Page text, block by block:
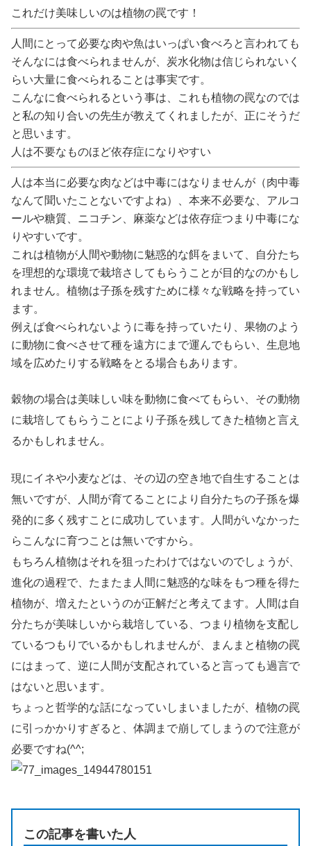
これだけ美味しいのは植物の罠です！
人間にとって必要な肉や魚はいっぱい食べろと言われても
そんなには食べられませんが、炭水化物は信じられないく
らい大量に食べられることは事実です。
こんなに食べられるという事は、これも植物の罠なのでは
と私の知り合いの先生が教えてくれましたが、正にそうだ
と思います。
人は不要なものほど依存症になりやすい
人は本当に必要な肉などは中毒にはなりませんが（肉中毒
なんて聞いたことないですよね）、本来不必要な、アルコ
ールや糖質、ニコチン、麻薬などは依存症つまり中毒にな
りやすいです。
これは植物が人間や動物に魅惑的な餌をまいて、自分たち
を理想的な環境で栽培さしてもらうことが目的なのかもし
れません。植物は子孫を残すために様々な戦略を持ってい
ます。
例えば食べられないように毒を持っていたり、果物のよう
に動物に食べさせて種を遠方にまで運んでもらい、生息地
域を広めたりする戦略をとる場合もあります。
穀物の場合は美味しい味を動物に食べてもらい、その動物
に栽培してもらうことにより子孫を残してきた植物と言え
るかもしれません。
現にイネや小麦などは、その辺の空き地で自生することは
無いですが、人間が育てることにより自分たちの子孫を爆
発的に多く残すことに成功しています。人間がいなかった
らこんなに育つことは無いですから。
もちろん植物はそれを狙ったわけではないのでしょうが、
進化の過程で、たまたま人間に魅惑的な味をもつ種を得た
植物が、増えたというのが正解だと考えてます。人間は自
分たちが美味しいから栽培している、つまり植物を支配し
ているつもりでいるかもしれませんが、まんまと植物の罠
にはまって、逆に人間が支配されていると言っても過言で
はないと思います。
ちょっと哲学的な話になっていしまいましたが、植物の罠
に引っかかりすぎると、体調まで崩してしまうので注意が
必要ですね(^^;
この記事を書いた人